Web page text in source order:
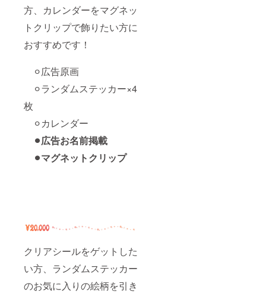
方、カレンダーをマグネッ
トクリップで飾りたい方に
おすすめです！
⚪︎広告原画
⚪︎ランダムステッカー×4
枚
⚪︎カレンダー
⚫︎広告お名前掲載
⚫︎マグネットクリップ
クリアシールをゲットした
い方、ランダムステッカー
のお気に入りの絵柄を引き